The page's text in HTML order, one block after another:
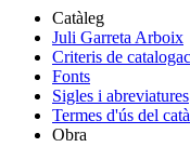
Catàleg
Juli Garreta Arboix
Criteris de
Fonts
Sigles i abreviatures
Termes d'ús del
Obra